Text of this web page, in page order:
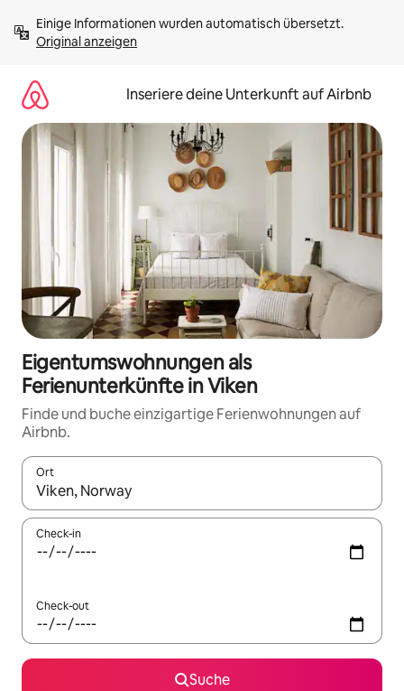
Inhalten
springenOriginal anzeigen
Inseriere deine Unterkunft auf Airbnb
Eigentumswohnungen als
Ferienunterkünfte in Viken
Finde und buche einzigartige Ferienwohnungen auf
Airbnb.
Ort
Wenn Ergebnisse verfügbar sind, navigiere mit den
Check-in
Check-out
Suche